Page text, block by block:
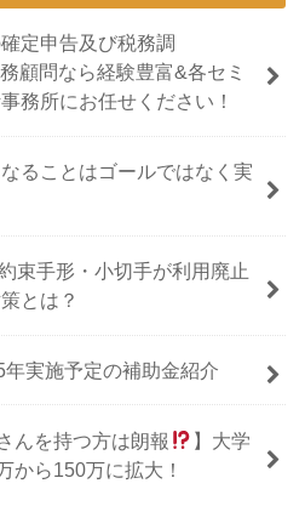
定申告及び税務調
顧問なら経験豊富&各セミ
務所にお任せください！
ることはゴールではなく実
束手形・小切手が利用廃止
とは？
年実施予定の補助金紹介
んを持つ方は朗報
】大学
から150万に拡大！